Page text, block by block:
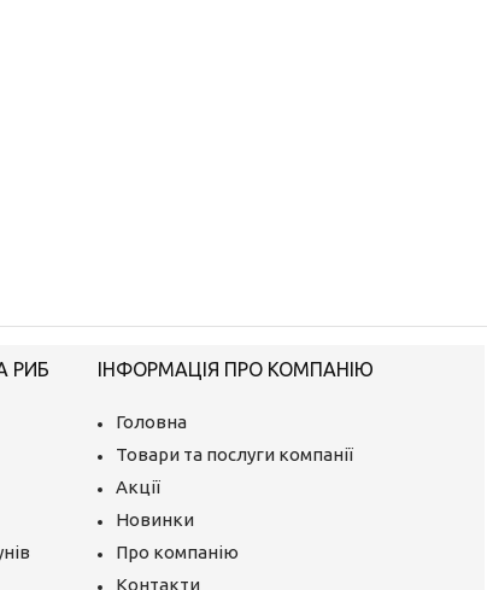
РИБ ІНФОРМАЦІЯ ПРО КОМПАНІЮ
Головна
Товари та послуги компанії
Акції
Новинки
Про компанію
Контакти